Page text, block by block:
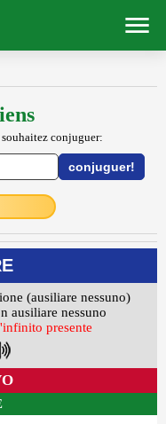
conjuguer:
(ausiliare nessuno)
ausiliare nessuno
presente